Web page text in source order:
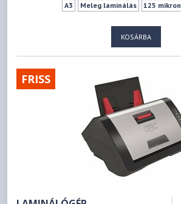
A3 Meleg laminálás 125 mikron
KOSÁRBA
FRISS